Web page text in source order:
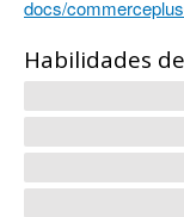
docs/
Habilidades